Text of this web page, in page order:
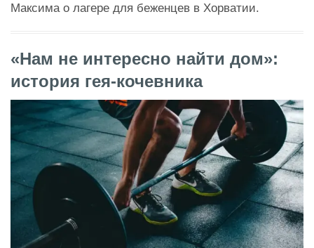
Максима о лагере для беженцев в Хорватии.
«Нам не интересно найти дом»:
история гея-кочевника